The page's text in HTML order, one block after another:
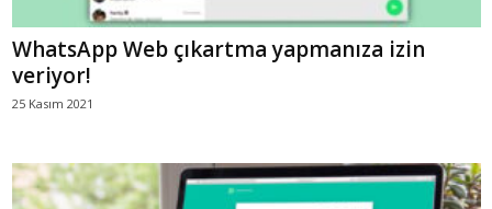
WhatsApp Web çıkartma yapmanıza izin
veriyor!
25 Kasım 2021